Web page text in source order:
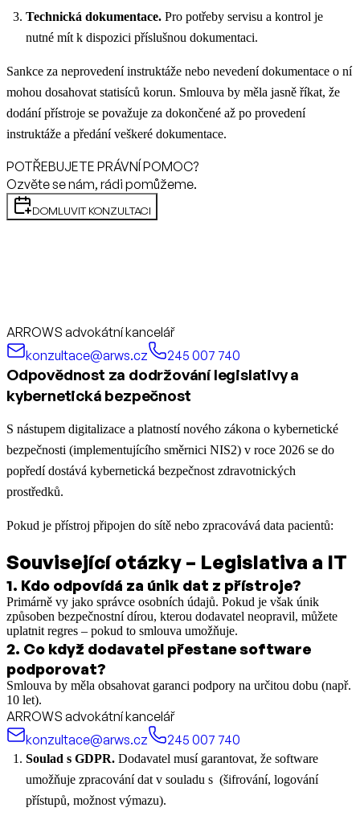
Technická dokumentace. Pro potřeby servisu a kontrol je
nutné mít k dispozici příslušnou dokumentaci.
Sankce za neprovedení instruktáže nebo nevedení dokumentace o ní
mohou dosahovat statisíců korun. Smlouva by měla jasně říkat, že
dodání přístroje se považuje za dokončené až po provedení
instruktáže a předání veškeré dokumentace.
POTŘEBUJETE PRÁVNÍ POMOC?
Ozvěte se nám, rádi pomůžeme.
DOMLUVIT KONZULTACI
ARROWS advokátní kancelář
konzultace@arws.cz
245 007 740
Odpovědnost za dodržování legislativy a
kybernetická bezpečnost
S nástupem digitalizace a platností nového zákona o kybernetické
bezpečnosti (implementujícího směrnici NIS2) v roce 2026 se do
popředí dostává kybernetická bezpečnost zdravotnických
prostředků.
Pokud je přístroj připojen do sítě nebo zpracovává data pacientů:
Související otázky – Legislativa a IT
1. Kdo odpovídá za únik dat z přístroje?
Primárně vy jako správce osobních údajů. Pokud je však únik
způsoben bezpečnostní dírou, kterou dodavatel neopravil, můžete
uplatnit regres – pokud to smlouva umožňuje.
2. Co když dodavatel přestane software
podporovat?
Smlouva by měla obsahovat garanci podpory na určitou dobu (např.
10 let).
ARROWS advokátní kancelář
konzultace@arws.cz
245 007 740
Soulad s GDPR. Dodavatel musí garantovat, že software
umožňuje zpracování dat v souladu s (šifrování, logování
přístupů, možnost výmazu).